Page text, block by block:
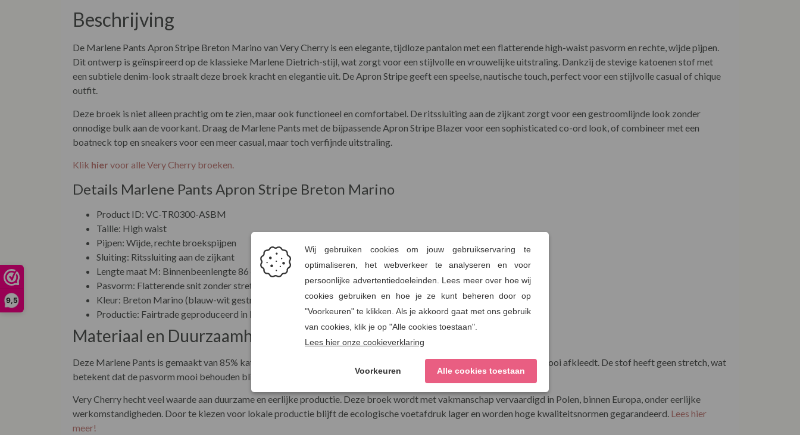
9,5
Beschrijving
De Marlene Pants Apron Stripe Breton Marino van Very Cherry is een elegante, tijdloze pantalon met een flatterende high-waist pasvorm en rechte, wijde pijpen.
Dit ontwerp is geïnspireerd op de klassieke Marlene Dietrich-stijl, wat zorgt voor een stijlvolle en vrouwelijke uitstraling. Dankzij de stevige katoenen stof met
een subtiele denim-look straalt deze broek kracht en elegantie uit. De Apron Stripe geeft een speelse, nautische touch, perfect voor een stijlvolle casual of chique
outfit.
Deze broek is niet alleen prachtig om te zien, maar ook functioneel en comfortabel. De ritssluiting aan de zijkant zorgt voor een gestroomlijnde look zonder
onnodige bulk aan de voorkant. Draag de Marlene Pants met de bijpassende Apron Stripe Blazer voor een sophisticated co-ord look, of combineer met een
boatneck top en sneakers voor een meer casual, maar toch verfijnde uitstraling.
Klik hier voor alle Very Cherry broeken.
Details Marlene Pants Apron Stripe Breton Marino
Product ID: VC-TR0300-ASBM
Taille: High waist
Pijpen: Wijde, rechte broekspijpen
Sluiting: Ritssluiting aan de zijkant
Lengte maat M: Binnenbeenlengte 86 cm
Pasvorm: Flatterende snit zonder stretch
Kleur: Breton Marino (blauw-wit gestreept)
Productie: Fairtrade geproduceerd in Europa
Materiaal en Duurzaamheid
Deze Marlene Pants is gemaakt van 85% katoen en 15% polyester, een stevige, ademende stof die prettig draagt en mooi afkleedt. De stof heeft geen stretch, wat
betekent dat de pasvorm mooi behouden blijft en de broek een gestructureerde look heeft.
Very Cherry hecht veel waarde aan duurzame en eerlijke productie. Deze broek wordt met vakmanschap vervaardigd in Polen, binnen Europa, onder eerlijke
werkomstandigheden. Door te kiezen voor lokale productie blijft de ecologische voetafdruk lager en worden hoge kwaliteitsnormen gegarandeerd. Lees hier
meer!